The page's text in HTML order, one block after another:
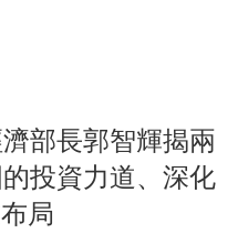
部長郭智輝揭兩
投資力道、深化
局